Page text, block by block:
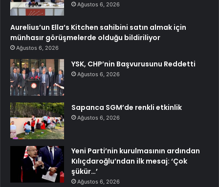
Ağustos 6, 2026
Aurelius’un Ella’s Kitchen sahibini satın almak için
münhasır görüşmelerde olduğu bildiriliyor
Ağustos 6, 2026
YSK, CHP’nin Başvurusunu Reddetti
Ağustos 6, 2026
Sapanca SGM’de renkli etkinlik
Ağustos 6, 2026
Yeni Parti’nin kurulmasının ardından
Kılıçdaroğlu’ndan ilk mesaj: ‘Çok
şükür…’
Ağustos 6, 2026